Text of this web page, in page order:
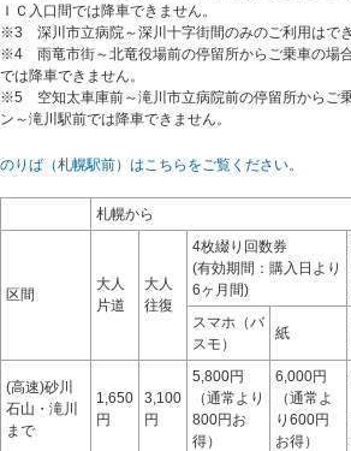
ＩＣ入口間では降車できません。
※3 深川市立病院～深川十字街間のみのご利用はでき
※4 雨竜市街～北竜役場前の停留所からご乗車の場
では降車できません。
※5 空知太車庫前～滝川市立病院前の停留所からご
ン～滝川駅前では降車できません。
のりば（札幌駅前）はこちらをご覧ください。
札幌から
区間
大人
片道
大人
往復
4枚綴り回数券
(有効期間：購入日より
6ヶ月間)
スマホ（バ
スモ）
紙
(高速)砂川
石山・滝川
まで
1,650
円
3,100
円
5,800円
（通常より
800円お
得）
6,000円
（通常よ
り600円
お得）